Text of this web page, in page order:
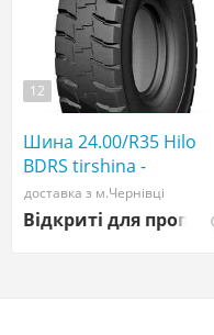
12
Шина 24.00/R35 Hilo
BDRS tirshina -
АГРОШИНА ☎️
0507773380
доставка з м.Чернівці
Відкриті для